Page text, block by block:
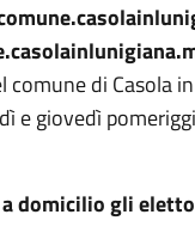
di Casola
e giovedì
domicilio gli